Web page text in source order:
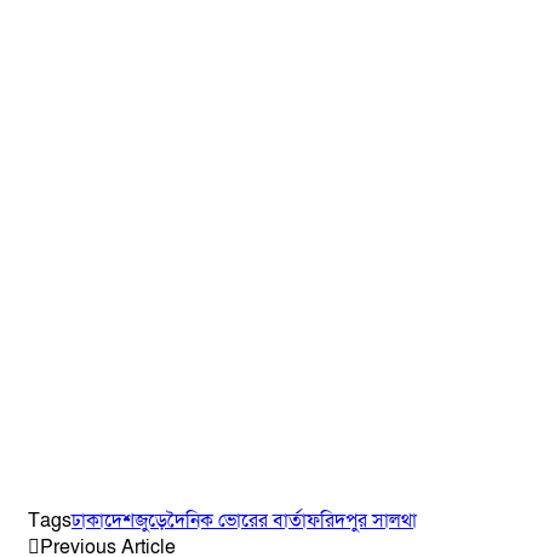
Tagsঢাকাদেশজুড়েদৈনিক ভোরের বার্তাফরিদপুর সালথা
Previous Article